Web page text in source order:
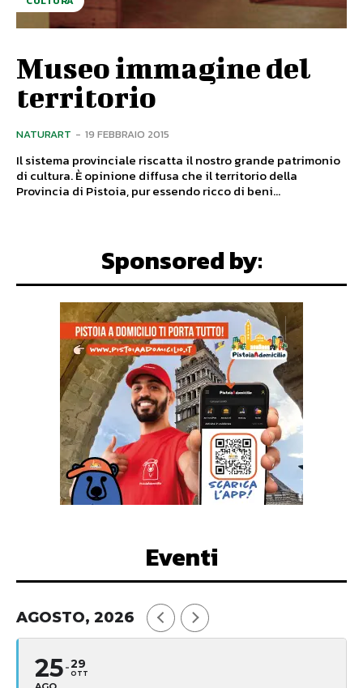
Museo immagine del
territorio
NATURART - 19 FEBBRAIO 2015
Il sistema provinciale riscatta il nostro grande patrimonio
di cultura. È opinione diffusa che il territorio della
Provincia di Pistoia, pur essendo ricco di beni...
Sponsored by:
Eventi
AGOSTO, 2026
25 29
OTT